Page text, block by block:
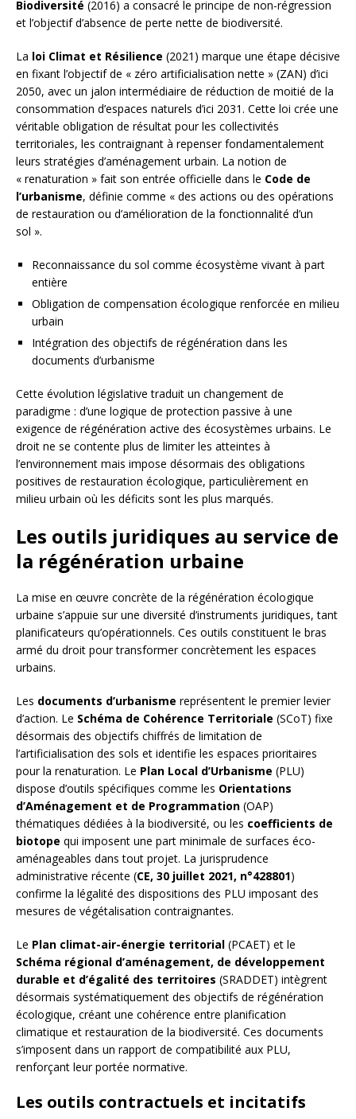
Biodiversité (2016) a consacré le principe de non-régression
et l’objectif d’absence de perte nette de biodiversité.
La loi Climat et Résilience (2021) marque une étape décisive
en fixant l’objectif de « zéro artificialisation nette » (ZAN) d’ici
2050, avec un jalon intermédiaire de réduction de moitié de la
consommation d’espaces naturels d’ici 2031. Cette loi crée une
véritable obligation de résultat pour les collectivités
territoriales, les contraignant à repenser fondamentalement
leurs stratégies d’aménagement urbain. La notion de
« renaturation » fait son entrée officielle dans le Code de
l’urbanisme, définie comme « des actions ou des opérations
de restauration ou d’amélioration de la fonctionnalité d’un
sol ».
Reconnaissance du sol comme écosystème vivant à part
entière
Obligation de compensation écologique renforcée en milieu
urbain
Intégration des objectifs de régénération dans les
documents d’urbanisme
Cette évolution législative traduit un changement de
paradigme : d’une logique de protection passive à une
exigence de régénération active des écosystèmes urbains. Le
droit ne se contente plus de limiter les atteintes à
l’environnement mais impose désormais des obligations
positives de restauration écologique, particulièrement en
milieu urbain où les déficits sont les plus marqués.
Les outils juridiques au service de
la régénération urbaine
La mise en œuvre concrète de la régénération écologique
urbaine s’appuie sur une diversité d’instruments juridiques, tant
planificateurs qu’opérationnels. Ces outils constituent le bras
armé du droit pour transformer concrètement les espaces
urbains.
Les documents d’urbanisme représentent le premier levier
d’action. Le Schéma de Cohérence Territoriale (SCoT) fixe
désormais des objectifs chiffrés de limitation de
l’artificialisation des sols et identifie les espaces prioritaires
pour la renaturation. Le Plan Local d’Urbanisme (PLU)
dispose d’outils spécifiques comme les Orientations
d’Aménagement et de Programmation (OAP)
thématiques dédiées à la biodiversité, ou les coefficients de
biotope qui imposent une part minimale de surfaces éco-
aménageables dans tout projet. La jurisprudence
administrative récente (CE, 30 juillet 2021, n°428801)
confirme la légalité des dispositions des PLU imposant des
mesures de végétalisation contraignantes.
Le Plan climat-air-énergie territorial (PCAET) et le
Schéma régional d’aménagement, de développement
durable et d’égalité des territoires (SRADDET) intègrent
désormais systématiquement des objectifs de régénération
écologique, créant une cohérence entre planification
climatique et restauration de la biodiversité. Ces documents
s’imposent dans un rapport de compatibilité aux PLU,
renforçant leur portée normative.
Les outils contractuels et incitatifs